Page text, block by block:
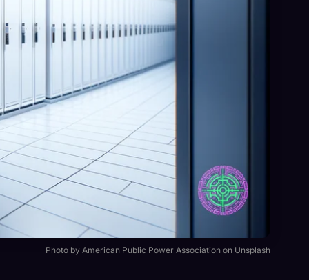
Photo by American Public Power Association on Unsplash